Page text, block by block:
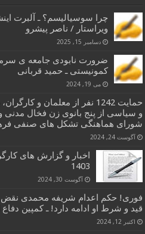
چرا سوسیالیسم؟ ـ آلبرت
ویراستار / ناصر پیشرو
دسامبر 15, 2025
ضرورت نابودی جامعه ی
کمونیستی ـ حمید قربانی
می 19, 2024
حمایت 1242 نفر از معلمان و
و سیاسی از پنج بانوی زن فخال مدنی
شورای هماهنگی تشکل های صنفی
آگوست 24, 2024
1403
آگوست 30, 2024
فوری! حکم اعدام شریفه محمدی نقض
قید و شرط او ادامه دارد! ـ کمپین
اکتبر 12, 2024